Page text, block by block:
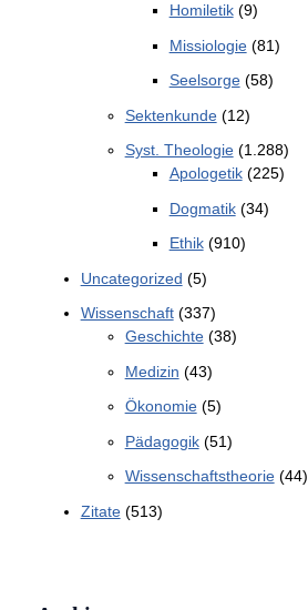
Homiletik(9)
Missiologie(81)
Seelsorge(58)
Sektenkunde(12)
Syst. Theologie(1.288)
Apologetik(225)
Dogmatik(34)
Ethik(910)
Uncategorized (5)
Wissenschaft(337)
Geschichte(38)
Medizin (43)
Ökonomie(5)
Pädagogik(51)
Wissenschaftstheorie(44)
Zitate(513)